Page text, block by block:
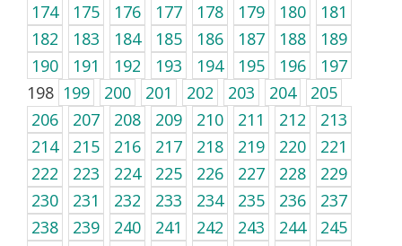
174
175 176 177 178 179 180
181
182
183 184 185 186 187 188
189
190
191 192 193 194 195 196
197
198 199 200 201 202 203 204
205
206
207 208 209 210 211 212
213
214
215 216 217 218 219 220
221
222
223 224 225 226 227 228
229
230
231 232 233 234 235 236
237
238
239 240 241 242 243 244
245